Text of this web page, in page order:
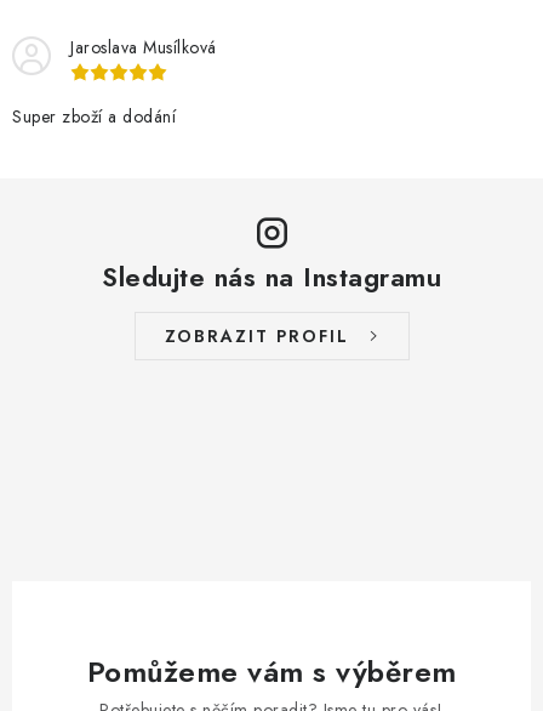
Jaroslava Musílková
Super zboží a dodání
Sledujte nás na Instagramu
ZOBRAZIT PROFIL
Pomůžeme vám s výběrem